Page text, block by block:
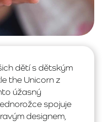
dětí s dětským
the Unicorn z
úžasný
spojuje
designem,